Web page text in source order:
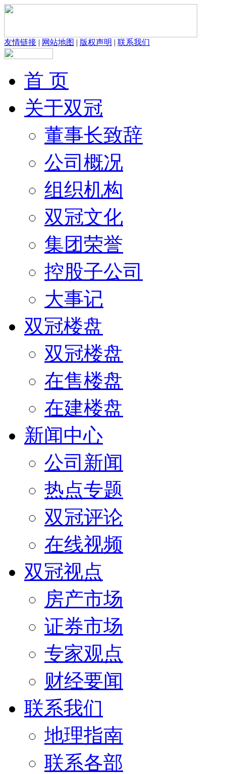
友情链接 | 网站地图 | 版权声明 | 联系我们
首 页
关于双冠
董事长致辞
公司概况
组织机构
双冠文化
集团荣誉
控股子公司
大事记
双冠楼盘
双冠楼盘
在售楼盘
在建楼盘
新闻中心
公司新闻
热点专题
双冠评论
在线视频
双冠视点
房产市场
证券市场
专家观点
财经要闻
联系我们
地理指南
联系各部